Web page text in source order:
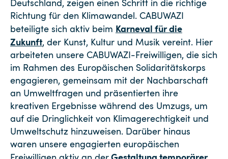
Deutschland, zeigen einen Schritt in die richtige
Richtung für den Klimawandel. CABUWAZI
beteiligte sich aktiv beim Karneval für die
Zukunft, der Kunst, Kultur und Musik vereint. Hier
arbeiteten unsere CABUWAZI-Freiwilligen, die sich
im Rahmen des Europäischen Solidaritätskorps
engagieren, gemeinsam mit der Nachbarschaft
an Umweltfragen und präsentierten ihre
kreativen Ergebnisse während des Umzugs, um
auf die Dringlichkeit von Klimagerechtigkeit und
Umweltschutz hinzuweisen. Darüber hinaus
waren unsere engagierten europäischen